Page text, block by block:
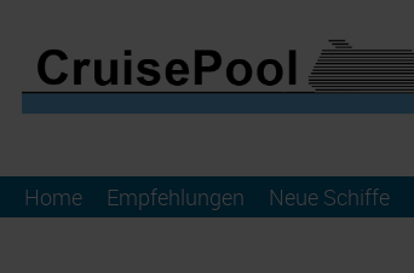
Home Empfehlungen Neue Schiffe